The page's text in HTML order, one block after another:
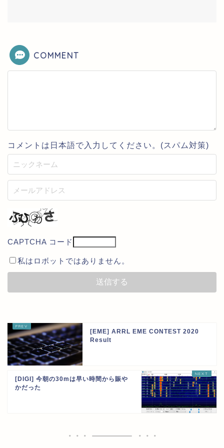
COMMENT
コメントは日本語で入力してください。(スパム対策)
CAPTCHA コード
私はロボットではありません。
[EME] ARRL EME CONTEST 2020
Result
[DIGI] 今朝の30mは早い時間から賑や
かだった